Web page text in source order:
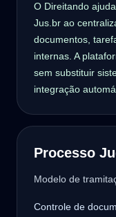
O Direitando
Jus.br ao
documentos,
internas. A
sem substituir
integração
Processo
Modelo de
Controle de